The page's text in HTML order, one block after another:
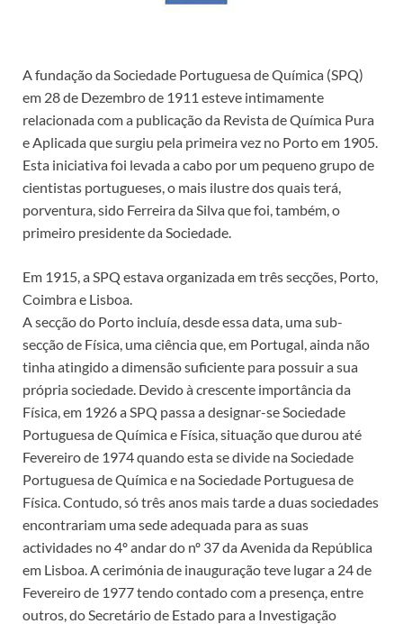
A fundação da Sociedade Portuguesa de Química (SPQ)
em 28 de Dezembro de 1911 esteve intimamente
relacionada com a publicação da Revista de Química Pura
e Aplicada que surgiu pela primeira vez no Porto em 1905.
Esta iniciativa foi levada a cabo por um pequeno grupo de
cientistas portugueses, o mais ilustre dos quais terá,
porventura, sido Ferreira da Silva que foi, também, o
primeiro presidente da Sociedade.
Em 1915, a SPQ estava organizada em três secções, Porto,
Coimbra e Lisboa.
A secção do Porto incluía, desde essa data, uma sub-
secção de Física, uma ciência que, em Portugal, ainda não
tinha atingido a dimensão suficiente para possuir a sua
própria sociedade. Devido à crescente importância da
Física, em 1926 a SPQ passa a designar-se Sociedade
Portuguesa de Química e Física, situação que durou até
Fevereiro de 1974 quando esta se divide na Sociedade
Portuguesa de Química e na Sociedade Portuguesa de
Física. Contudo, só três anos mais tarde a duas sociedades
encontrariam uma sede adequada para as suas
actividades no 4º andar do nº 37 da Avenida da República
em Lisboa. A cerimónia de inauguração teve lugar a 24 de
Fevereiro de 1977 tendo contado com a presença, entre
outros, do Secretário de Estado para a Investigação